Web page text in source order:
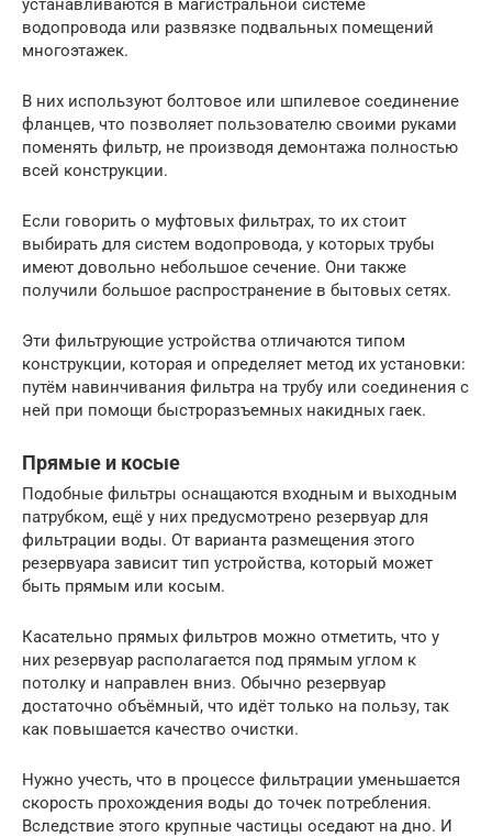
устанавливаются в магистральной системе
водопровода или развязке подвальных помещений
многоэтажек.
В них используют болтовое или шпилевое соединение
фланцев, что позволяет пользователю своими руками
поменять фильтр, не производя демонтажа полностью
всей конструкции.
Если говорить о муфтовых фильтрах, то их стоит
выбирать для систем водопровода, у которых трубы
имеют довольно небольшое сечение. Они также
получили большое распространение в бытовых сетях.
Эти фильтрующие устройства отличаются типом
конструкции, которая и определяет метод их установки:
путём навинчивания фильтра на трубу или соединения с
ней при помощи быстроразъемных накидных гаек.
Прямые и косые
Подобные фильтры оснащаются входным и выходным
патрубком, ещё у них предусмотрено резервуар для
фильтрации воды. От варианта размещения этого
резервуара зависит тип устройства, который может
быть прямым или косым.
Касательно прямых фильтров можно отметить, что у
них резервуар располагается под прямым углом к
потолку и направлен вниз. Обычно резервуар
достаточно объёмный, что идёт только на пользу, так
как повышается качество очистки.
Нужно учесть, что в процессе фильтрации уменьшается
скорость прохождения воды до точек потребления.
Вследствие этого крупные частицы оседают на дно. И